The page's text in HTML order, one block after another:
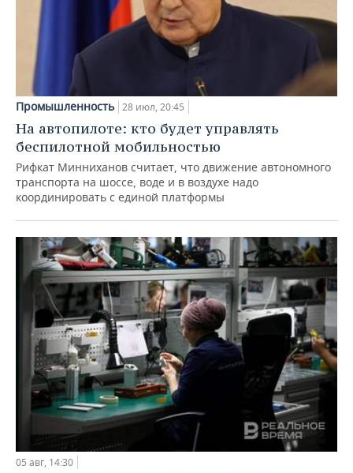
Промышленность 28 июл, 20:45
На автопилоте: кто будет управлять
беспилотной мобильностью
Рифкат Минниханов считает, что движение автономного
транспорта на шоссе, воде и в воздухе надо
координировать с единой платформы
05 авг, 14:30